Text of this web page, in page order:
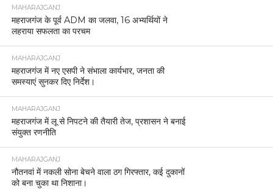
MAHARAJGANJ
महराजगंज के पूर्व ADM का जलवा, 16 अभ्यर्थियों ने
लहराया सफलता का परचम
MAHARAJGANJ
महराजगंज में नए एसपी ने संभाला कार्यभार, जनता की
समस्याएं सुनकर दिए निर्देश।
MAHARAJGANJ
महराजगंज में लू से निपटने की तैयारी तेज, प्रशासन ने बनाई
संयुक्त रणनीति
MAHARAJGANJ
नौतनवां में नकली सोना बेचने वाला ठग गिरफ्तार, कई दुकानों
को बना चुका था निशाना।